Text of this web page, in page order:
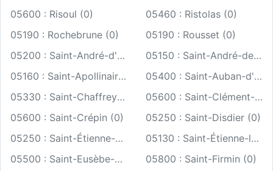
05600 : Risoul (0)
05460 : Ristolas (0)
05190 : Rochebrune (0)
05190 : Rousset (0)
05200 : Saint-André-d'Embrun (0)
05150 : Saint-André-de-Rosans (0)
05160 : Saint-Apollinaire (0)
05400 : Saint-Auban-d'Oze (0)
05330 : Saint-Chaffrey (0)
05600 : Saint-Clément-sur-Durance (0)
05600 : Saint-Crépin (0)
05250 : Saint-Disdier (0)
05250 : Saint-Étienne-en-Dévoluy (0)
05130 : Saint-Étienne-le-Laus (0)
05500 : Saint-Eusèbe-en-Champsaur (0)
05800 : Saint-Firmin (0)